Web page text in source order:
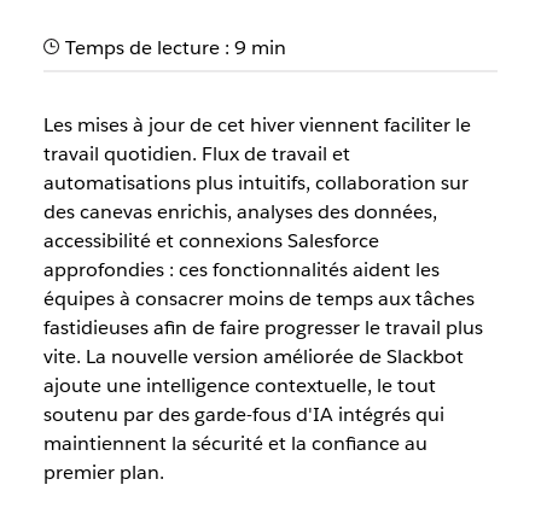
Temps de lecture : 9 min
Les mises à jour de cet hiver viennent faciliter le
travail quotidien. Flux de travail et
automatisations plus intuitifs, collaboration sur
des canevas enrichis, analyses des données,
accessibilité et connexions Salesforce
approfondies : ces fonctionnalités aident les
équipes à consacrer moins de temps aux tâches
fastidieuses afin de faire progresser le travail plus
vite. La nouvelle version améliorée de Slackbot
ajoute une intelligence contextuelle, le tout
soutenu par des garde-fous d'IA intégrés qui
maintiennent la sécurité et la confiance au
premier plan.